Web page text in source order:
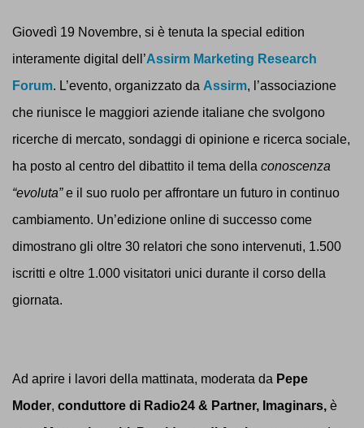
Giovedì 19 Novembre, si è tenuta la special edition
interamente digital dell’Assirm Marketing Research
Forum. L’evento, organizzato da Assirm, l’associazione
che riunisce le maggiori aziende italiane che svolgono
ricerche di mercato, sondaggi di opinione e ricerca sociale,
ha posto al centro del dibattito il tema della conoscenza
“evoluta”e il suo ruolo per affrontare un futuro in continuo
cambiamento. Un’edizione online di successo come
dimostrano gli oltre 30 relatori che sono intervenuti, 1.500
iscritti e oltre 1.000 visitatori unici durante il corso della
giornata.
Ad aprire i lavori della mattinata, moderata da Pepe
Moder, conduttore di Radio24 & Partner, Imaginars, è